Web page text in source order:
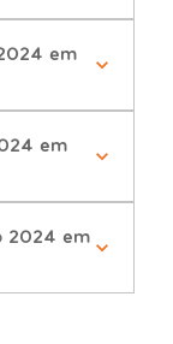
em
em
2024 em